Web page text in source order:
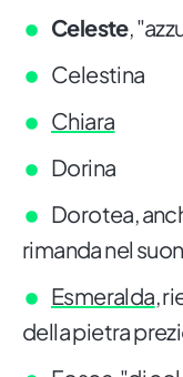
Celeste,
Celestina
Chiara
Dorina
Dorotea,
rimanda nel
Esmeralda,
della pietra